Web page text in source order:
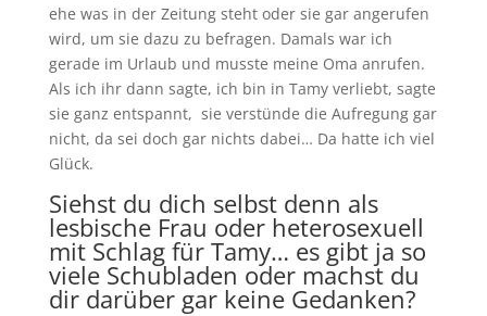
ehe was in der Zeitung steht oder sie gar angerufen
wird, um sie dazu zu befragen. Damals war ich
gerade im Urlaub und musste meine Oma anrufen.
Als ich ihr dann sagte, ich bin in Tamy verliebt, sagte
sie ganz entspannt, sie verstünde die Aufregung gar
nicht, da sei doch gar nichts dabei… Da hatte ich viel
Glück.
Siehst du dich selbst denn als
lesbische Frau oder heterosexuell
mit Schlag für Tamy… es gibt ja so
viele Schubladen oder machst du
dir darüber gar keine Gedanken?